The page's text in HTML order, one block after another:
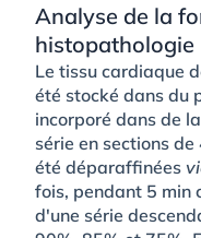
Analyse de la
histopathologie
Le tissu cardiaque
été stocké dans du
incorporé dans de
série en sections
été déparaffinées
fois, pendant 5 min
d'une série